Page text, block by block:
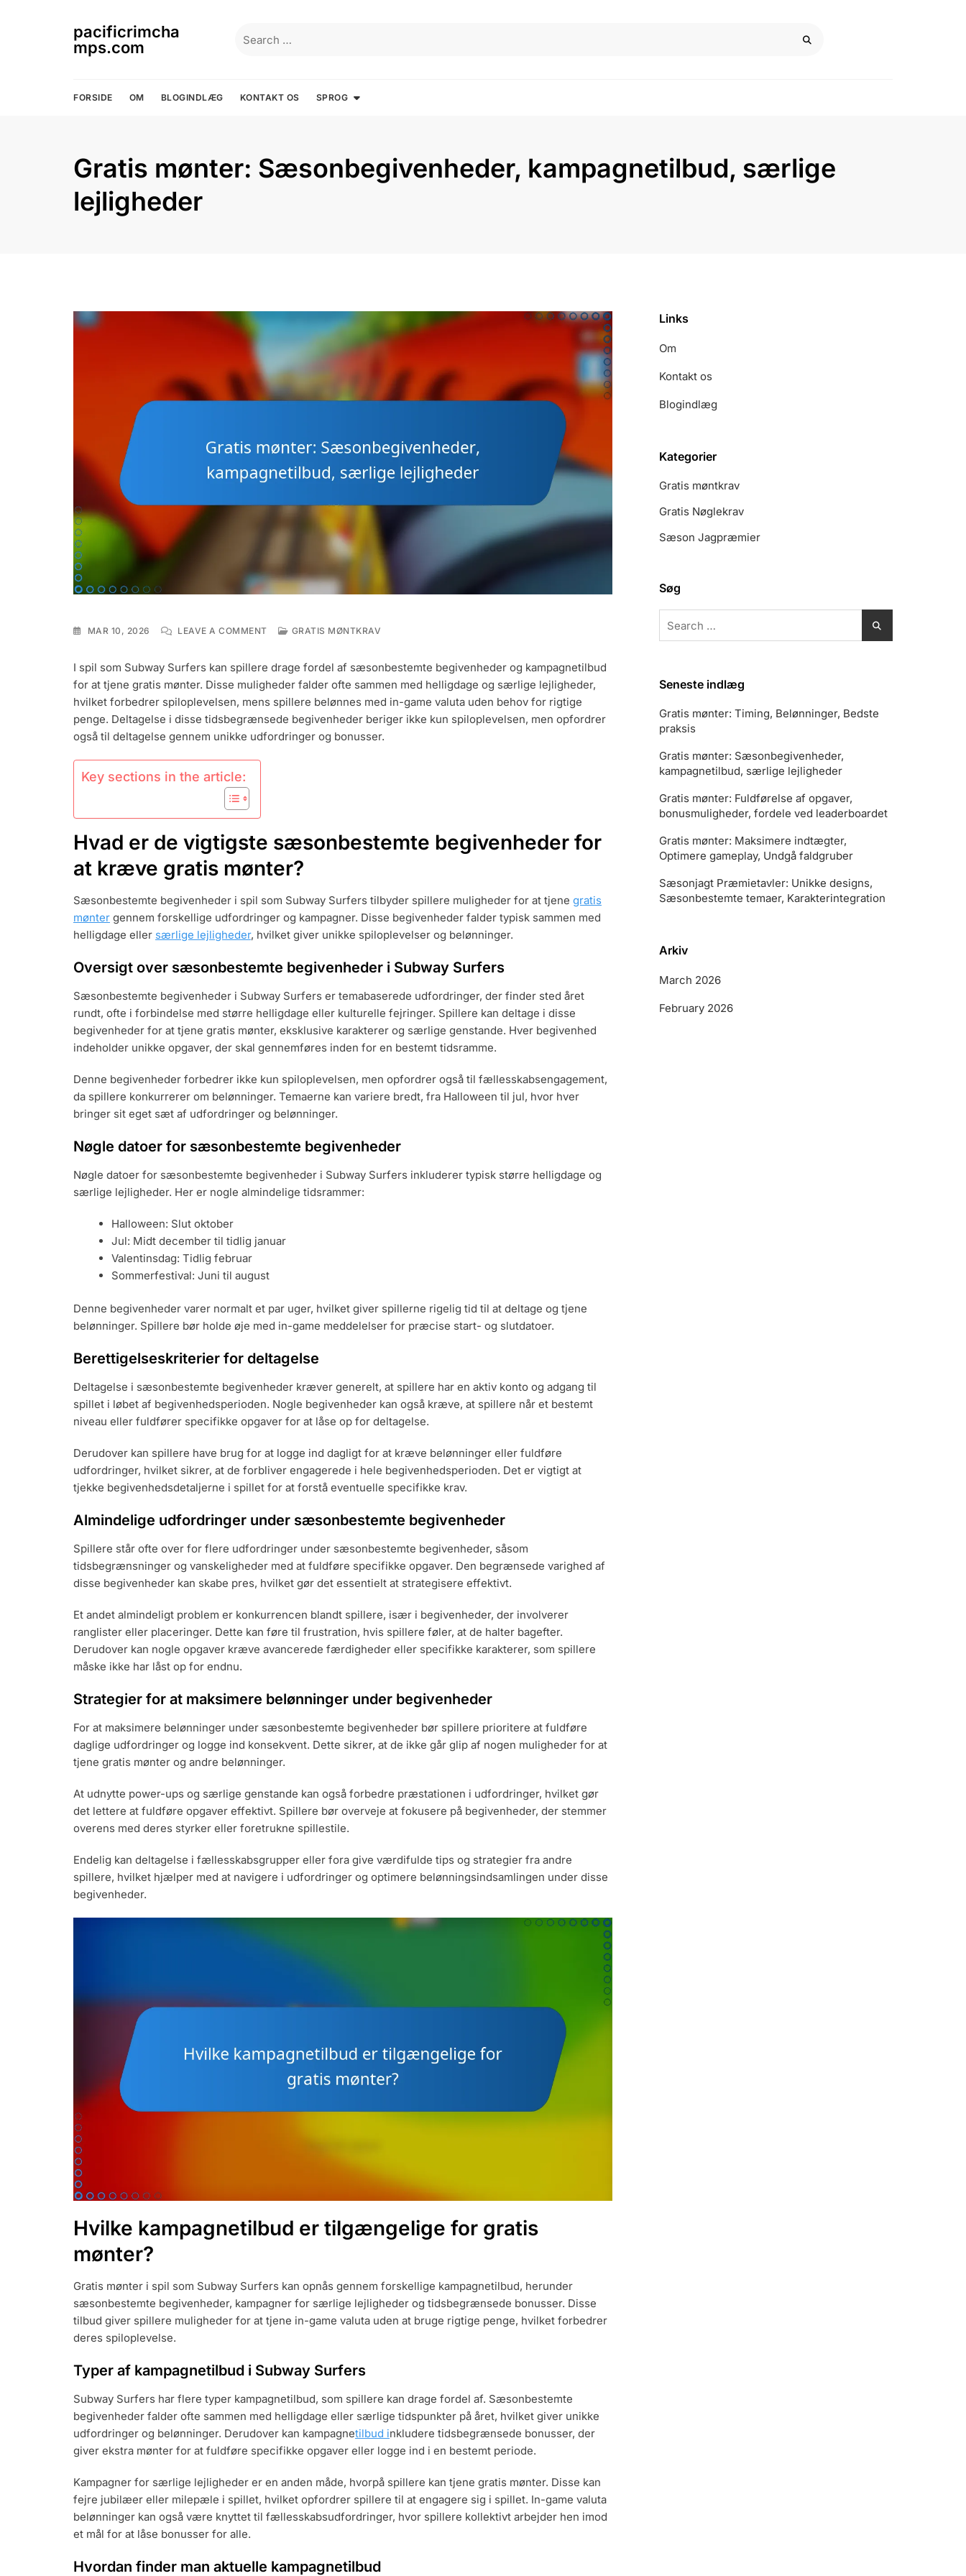
pacificrimcha
mps.com
for:
FORSIDE OM BLOGINDLÆG KONTAKT OS SPROG
Gratis mønter: Sæsonbegivenheder, kampagnetilbud, særlige
lejligheder
MAR 10, 2026 LEAVE A COMMENTON
SÆSONBEGIVENHEDER,
KAMPAGNETILBUD,
SÆRLIGE
LEJLIGHEDER
GRATIS MØNTKRAV
I spil som Subway Surfers kan spillere drage fordel af sæsonbestemte begivenheder og kampagnetilbud
for at tjene gratis mønter. Disse muligheder falder ofte sammen med helligdage og særlige lejligheder,
hvilket forbedrer spiloplevelsen, mens spillere belønnes med in-game valuta uden behov for rigtige
penge. Deltagelse i disse tidsbegrænsede begivenheder beriger ikke kun spiloplevelsen, men opfordrer
også til deltagelse gennem unikke udfordringer og bonusser.
Key sections in the article:
Hvad er de vigtigste sæsonbestemte begivenheder for
at kræve gratis mønter?
Sæsonbestemte begivenheder i spil som Subway Surfers tilbyder spillere muligheder for at tjene gratis
mønter gennem forskellige udfordringer og kampagner. Disse begivenheder falder typisk sammen med
helligdage eller særlige lejligheder, hvilket giver unikke spiloplevelser og belønninger.
Oversigt over sæsonbestemte begivenheder i Subway Surfers
Sæsonbestemte begivenheder i Subway Surfers er temabaserede udfordringer, der finder sted året
rundt, ofte i forbindelse med større helligdage eller kulturelle fejringer. Spillere kan deltage i disse
begivenheder for at tjene gratis mønter, eksklusive karakterer og særlige genstande. Hver begivenhed
indeholder unikke opgaver, der skal gennemføres inden for en bestemt tidsramme.
Denne begivenheder forbedrer ikke kun spiloplevelsen, men opfordrer også til fællesskabsengagement,
da spillere konkurrerer om belønninger. Temaerne kan variere bredt, fra Halloween til jul, hvor hver
bringer sit eget sæt af udfordringer og belønninger.
Nøgle datoer for sæsonbestemte begivenheder
Nøgle datoer for sæsonbestemte begivenheder i Subway Surfers inkluderer typisk større helligdage og
særlige lejligheder. Her er nogle almindelige tidsrammer:
Halloween: Slut oktober
Jul: Midt december til tidlig januar
Valentinsdag: Tidlig februar
Sommerfestival: Juni til august
Denne begivenheder varer normalt et par uger, hvilket giver spillerne rigelig tid til at deltage og tjene
belønninger. Spillere bør holde øje med in-game meddelelser for præcise start- og slutdatoer.
Berettigelseskriterier for deltagelse
Deltagelse i sæsonbestemte begivenheder kræver generelt, at spillere har en aktiv konto og adgang til
spillet i løbet af begivenhedsperioden. Nogle begivenheder kan også kræve, at spillere når et bestemt
niveau eller fuldfører specifikke opgaver for at låse op for deltagelse.
Derudover kan spillere have brug for at logge ind dagligt for at kræve belønninger eller fuldføre
udfordringer, hvilket sikrer, at de forbliver engagerede i hele begivenhedsperioden. Det er vigtigt at
tjekke begivenhedsdetaljerne i spillet for at forstå eventuelle specifikke krav.
Almindelige udfordringer under sæsonbestemte begivenheder
Spillere står ofte over for flere udfordringer under sæsonbestemte begivenheder, såsom
tidsbegrænsninger og vanskeligheder med at fuldføre specifikke opgaver. Den begrænsede varighed af
disse begivenheder kan skabe pres, hvilket gør det essentielt at strategisere effektivt.
Et andet almindeligt problem er konkurrencen blandt spillere, især i begivenheder, der involverer
ranglister eller placeringer. Dette kan føre til frustration, hvis spillere føler, at de halter bagefter.
Derudover kan nogle opgaver kræve avancerede færdigheder eller specifikke karakterer, som spillere
måske ikke har låst op for endnu.
Strategier for at maksimere belønninger under begivenheder
For at maksimere belønninger under sæsonbestemte begivenheder bør spillere prioritere at fuldføre
daglige udfordringer og logge ind konsekvent. Dette sikrer, at de ikke går glip af nogen muligheder for at
tjene gratis mønter og andre belønninger.
At udnytte power-ups og særlige genstande kan også forbedre præstationen i udfordringer, hvilket gør
det lettere at fuldføre opgaver effektivt. Spillere bør overveje at fokusere på begivenheder, der stemmer
overens med deres styrker eller foretrukne spillestile.
Endelig kan deltagelse i fællesskabsgrupper eller fora give værdifulde tips og strategier fra andre
spillere, hvilket hjælper med at navigere i udfordringer og optimere belønningsindsamlingen under disse
begivenheder.
Hvilke kampagnetilbud er tilgængelige for gratis
mønter?
Gratis mønter i spil som Subway Surfers kan opnås gennem forskellige kampagnetilbud, herunder
sæsonbestemte begivenheder, kampagner for særlige lejligheder og tidsbegrænsede bonusser. Disse
tilbud giver spillere muligheder for at tjene in-game valuta uden at bruge rigtige penge, hvilket forbedrer
deres spiloplevelse.
Typer af kampagnetilbud i Subway Surfers
Subway Surfers har flere typer kampagnetilbud, som spillere kan drage fordel af. Sæsonbestemte
begivenheder falder ofte sammen med helligdage eller særlige tidspunkter på året, hvilket giver unikke
udfordringer og belønninger. Derudover kan kampagnetilbud inkludere tidsbegrænsede bonusser, der
giver ekstra mønter for at fuldføre specifikke opgaver eller logge ind i en bestemt periode.
Kampagner for særlige lejligheder er en anden måde, hvorpå spillere kan tjene gratis mønter. Disse kan
fejre jubilæer eller milepæle i spillet, hvilket opfordrer spillere til at engagere sig i spillet. In-game valuta
belønninger kan også være knyttet til fællesskabsudfordringer, hvor spillere kollektivt arbejder hen imod
et mål for at låse bonusser for alle.
Hvordan finder man aktuelle kampagnetilbud
Links
Om
Kontakt os
Blogindlæg
Kategorier
Gratis møntkrav
Gratis Nøglekrav
Sæson Jagpræmier
Søg
for:
Seneste indlæg
Gratis mønter: Timing, Belønninger, Bedste
praksis
Gratis mønter: Sæsonbegivenheder,
kampagnetilbud, særlige lejligheder
Gratis mønter: Fuldførelse af opgaver,
bonusmuligheder, fordele ved leaderboardet
Gratis mønter: Maksimere indtægter,
Optimere gameplay, Undgå faldgruber
Sæsonjagt Præmietavler: Unikke designs,
Sæsonbestemte temaer, Karakterintegration
Arkiv
March 2026
February 2026